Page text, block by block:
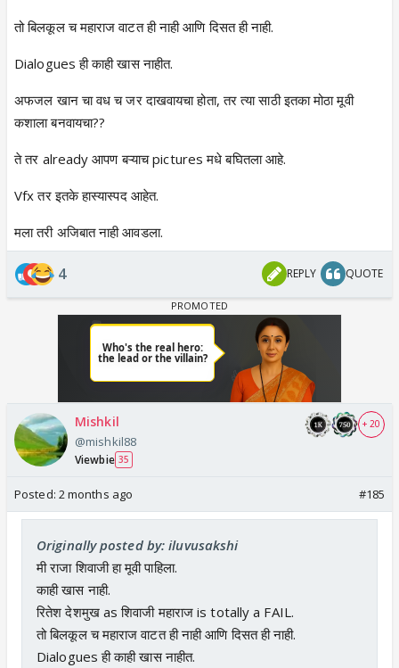
तो बिलकूल च महाराज वाटत ही नाही आणि दिसत ही नाही.
Dialogues ही काही खास नाहीत.
अफजल खान चा वध च जर दाखवायचा होता, तर त्या साठी इतका मोठा मूवी
कशाला बनवायचा??
ते तर already आपण बऱ्याच pictures मधे बघितला आहे.
Vfx तर इतके हास्यास्पद आहेत.
मला तरी अजिबात नाही आवडला.
4 REPLY QUOTE
Mishkil
@mishkil88
Viewbie 35
+ 20
Posted: 2 months ago #185
Originally posted by: iluvusakshi
मी राजा शिवाजी हा मूवी पाहिला.
काही खास नाही.
रितेश देशमुख as शिवाजी महाराज is totally a FAIL.
तो बिलकूल च महाराज वाटत ही नाही आणि दिसत ही नाही.
Dialogues ही काही खास नाहीत.